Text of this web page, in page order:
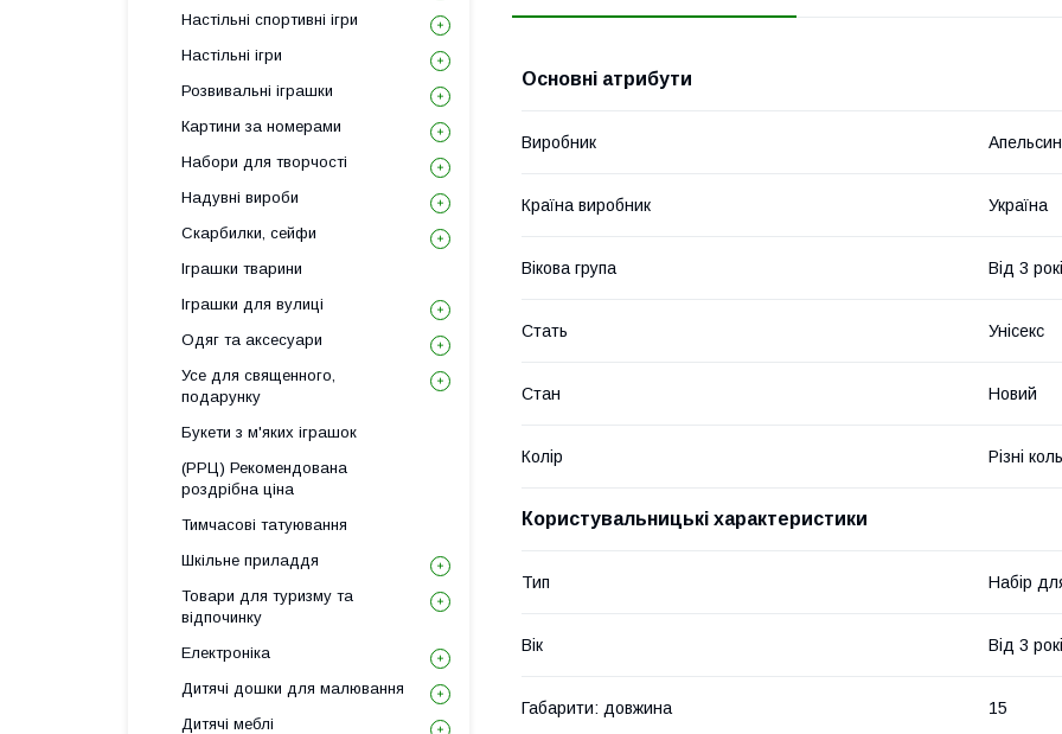
Основні атрибути
Виробник Апельсин
Країна виробник Україна
Вікова група Від 3
Стать Унісекс
Стан Новий
Колір Різні
Користувальницькі характеристики
Тип Набір
Вік Від 3
Габарити: довжина 15
Настільні спортивні ігри
Настільні ігри
Розвивальні іграшки
Картини за номерами
Набори для творчості
Надувні вироби
Скарбилки, сейфи
Іграшки тварини
Іграшки для вулиці
Одяг та аксесуари
Усе для священного,
подарунку
Букети з м'яких іграшок
(РРЦ) Рекомендована
роздрібна ціна
Тимчасові татуювання
Шкільне приладдя
Товари для туризму та
відпочинку
Електроніка
Дитячі дошки для малювання
Дитячі меблі